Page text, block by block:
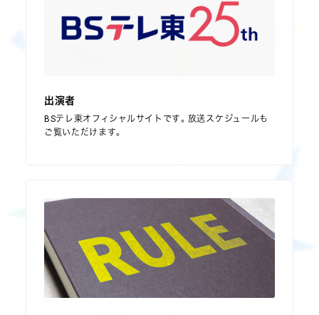
出演者
BSテレ東オフィシャルサイトです。放送スケジュールも
ご覧いただけます。